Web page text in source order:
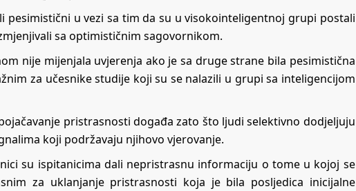
pesimistični u vezi sa tim da su u visokointeligentnoj grupi postali
sa optimističnim sagovornikom.
nije mijenjala uvjerenja ako je sa druge strane bila pesimistična
za učesnike studije koji su se nalazili u grupi sa inteligencijom
pristrasnosti događa zato što ljudi selektivno dodjeljuju
koji podržavaju njihovo vjerovanje.
su ispitanicima dali nepristrasnu informaciju o tome u kojoj se
za uklanjanje pristrasnosti koja je bila posljedica inicijalne